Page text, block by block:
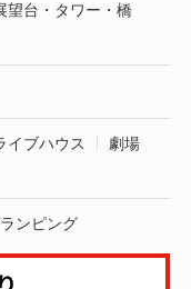
望台・タワー・橋
イブハウス
劇場
ンピング